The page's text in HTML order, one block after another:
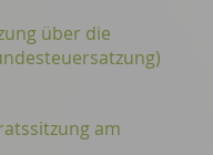
über die
am